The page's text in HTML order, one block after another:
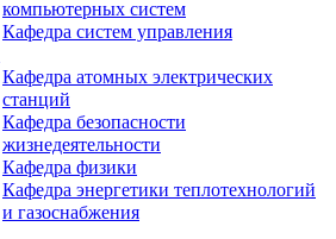
компьютерных систем
Кафедра систем управления
Кафедра атомных электрических
станций
Кафедра безопасности
жизнедеятельности
Кафедра физики
Кафедра энергетики теплотехнологий
и газоснабжения